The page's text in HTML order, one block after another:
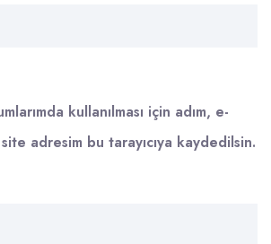
kullanılması için adım, e-
adresim bu tarayıcıya kaydedilsin.